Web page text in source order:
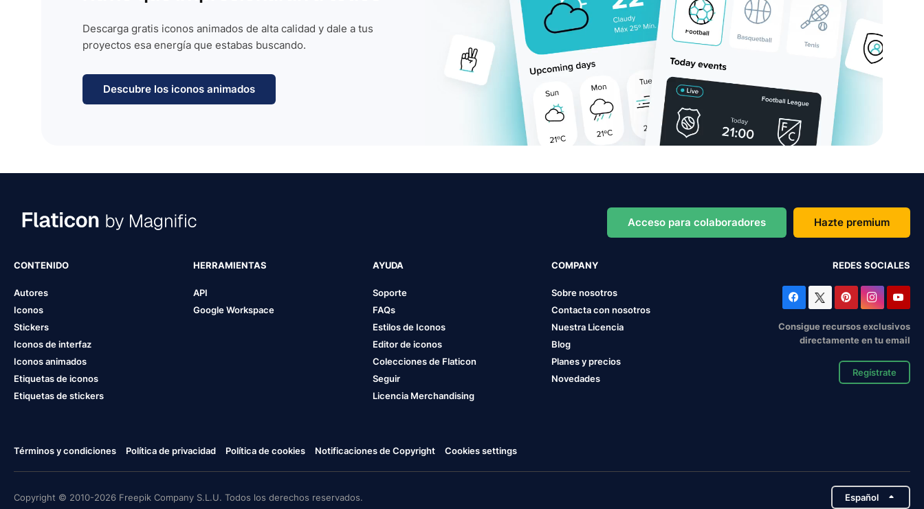
Descarga gratis iconos animados de alta calidad y dale a tus
proyectos esa energía que estabas buscando.
Descubre los iconos animados
Acceso para colaboradores Hazte premium
CONTENIDO
Autores
Iconos
Stickers
Iconos de interfaz
Iconos animados
Etiquetas de iconos
Etiquetas de stickers
HERRAMIENTAS
API
Google Workspace
AYUDA
Soporte
FAQs
Estilos de Iconos
Editor de iconos
Colecciones de Flaticon
Seguir
Licencia Merchandising
COMPANY
Sobre nosotros
Contacta con nosotros
Nuestra Licencia
Blog
Planes y precios
Novedades
REDES SOCIALES
Consigue recursos exclusivos
directamente en tu email
Regístrate
Términos y condiciones Política de privacidad Política de cookies Notificaciones de Copyright Cookies settings
Copyright © 2010-2026 Freepik Company S.L.U. Todos los derechos reservados. Español